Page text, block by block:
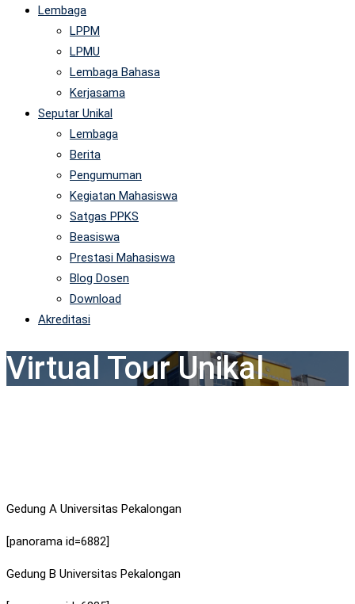
Lembaga
LPPM
LPMU
Lembaga Bahasa
Kerjasama
Seputar Unikal
Lembaga
Berita
Pengumuman
Kegiatan Mahasiswa
Satgas PPKS
Beasiswa
Prestasi Mahasiswa
Blog Dosen
Download
Akreditasi
Virtual Tour Unikal
Gedung A Universitas Pekalongan
[panorama id=6882]
Gedung B Universitas Pekalongan